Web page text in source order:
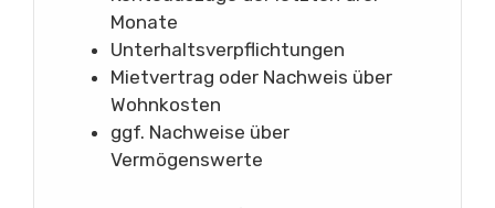
Monate
Unterhaltsverpflichtungen
Mietvertrag oder Nachweis über
Wohnkosten
ggf. Nachweise über
Vermögenswerte